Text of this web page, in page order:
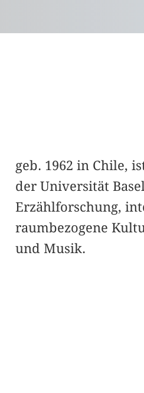
geb. 1962 in Chile,
der Universität
Erzählforschung,
raumbezogene
und Musik.